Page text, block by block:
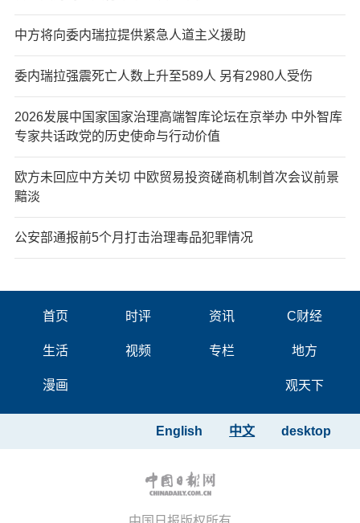
中方将向委内瑞拉提供紧急人道主义援助
委内瑞拉强震死亡人数上升至589人 另有2980人受伤
2026发展中国家国家治理高端智库论坛在京举办 中外智库
专家共话政党的历史使命与行动价值
欧方未回应中方关切 中欧贸易投资磋商机制首次会议前景
黯淡
公安部通报前5个月打击治理毒品犯罪情况
首页 时评 资讯 C财经
生活 视频 专栏 地方
漫画 观天下
desktop
中文
English